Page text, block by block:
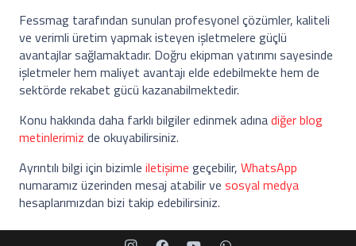
Fessmag tarafından sunulan profesyonel çözümler, kaliteli
ve verimli üretim yapmak isteyen işletmelere güçlü
avantajlar sağlamaktadır. Doğru ekipman yatırımı sayesinde
işletmeler hem maliyet avantajı elde edebilmekte hem de
sektörde rekabet gücü kazanabilmektedir.
Konu hakkında daha farklı bilgiler edinmek adınadiğer blog
metinlerimiz de okuyabilirsiniz.
Ayrıntılı bilgi için bizimle iletişime geçebilir, WhatsApp
numaramız üzerinden mesaj atabilir ve sosyal medya
hesaplarımızdan bizi takip edebilirsiniz.